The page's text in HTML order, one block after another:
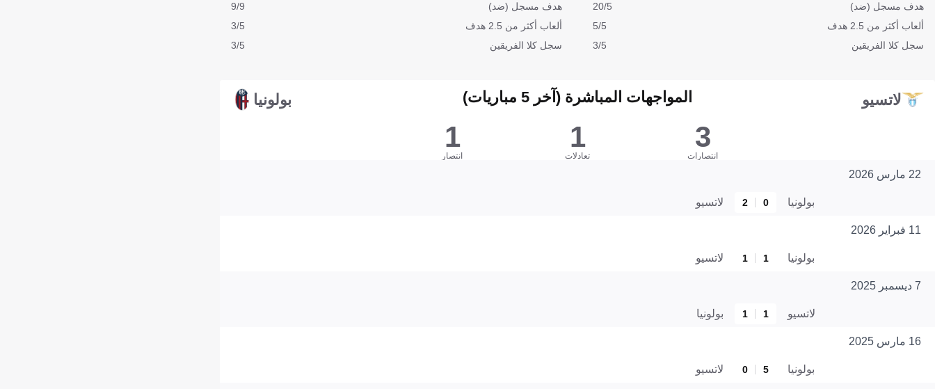
هدف مسجل (ضد)
20/5
ألعاب أكثر من 2.5 هدف
5/5
سجل كلا الفريقين
3/5
هدف مسجل (ضد)
9/9
ألعاب أكثر من 2.5 هدف
3/5
سجل كلا الفريقين
3/5
لاتسيو المواجهات المباشرة (آخر 5 مباريات) بولونيا
3
انتصارات
1
تعادلات
1
انتصار
22 مارس 2026
بولونيا 0
2 لاتسيو
11 فبراير 2026
بولونيا 1
1 لاتسيو
7 ديسمبر 2025
لاتسيو 1
1 بولونيا
16 مارس 2025
بولونيا 5
0 لاتسيو